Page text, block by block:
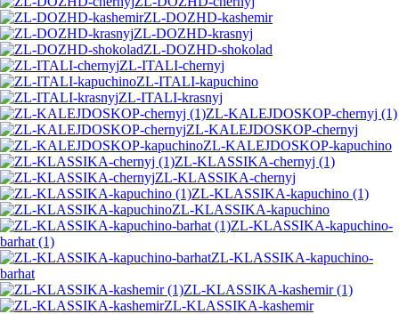
ZL-DOZHD-kashemir
ZL-DOZHD-krasnyj
ZL-DOZHD-shokolad
ZL-ITALI-chernyj
ZL-ITALI-kapuchino
ZL-ITALI-krasnyj
ZL-KALEJDOSKOP-chernyj (1)
ZL-KALEJDOSKOP-chernyj
ZL-KALEJDOSKOP-kapuchino
ZL-KLASSIKA-chernyj (1)
ZL-KLASSIKA-chernyj
ZL-KLASSIKA-kapuchino (1)
ZL-KLASSIKA-kapuchino
ZL-KLASSIKA-kapuchino-
barhat (1)
ZL-KLASSIKA-kapuchino-
barhat
ZL-KLASSIKA-kashemir (1)
ZL-KLASSIKA-kashemir